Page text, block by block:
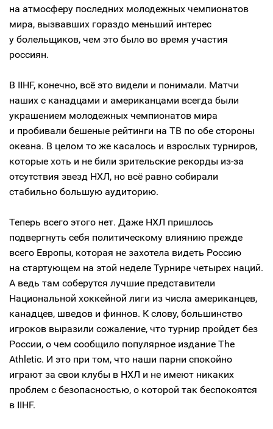
на атмосферу последних молодежных чемпионатов
мира, вызвавших гораздо меньший интерес
у болельщиков, чем это было во время участия
россиян.
В IIHF, конечно, всё это видели и понимали. Матчи
наших с канадцами и американцами всегда были
украшением молодежных чемпионатов мира
и пробивали бешеные рейтинги на ТВ по обе стороны
океана. В целом то же касалось и взрослых турниров,
которые хоть и не били зрительские рекорды из-за
отсутствия звезд НХЛ, но всё равно собирали
стабильно большую аудиторию.
Теперь всего этого нет. Даже НХЛ пришлось
подвергнуть себя политическому влиянию прежде
всего Европы, которая не захотела видеть Россию
на стартующем на этой неделе Турнире четырех наций.
А ведь там соберутся лучшие представители
Национальной хоккейной лиги из числа американцев,
канадцев, шведов и финнов. К слову, большинство
игроков выразили сожаление, что турнир пройдет без
России, о чем сообщило популярное издание The
Athletic. И это при том, что наши парни спокойно
играют за свои клубы в НХЛ и не имеют никаких
проблем с безопасностью, о которой так беспокоятся
в IIHF.